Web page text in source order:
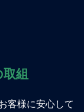
組
客様に安心して